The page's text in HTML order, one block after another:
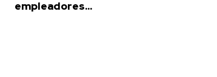
empleadores...